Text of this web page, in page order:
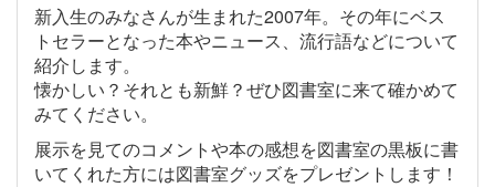
新入生のみなさんが生まれた2007年。その年にベス
トセラーとなった本やニュース、流行語などについて
紹介します。
懐かしい？それとも新鮮？ぜひ図書室に来て確かめて
みてください。
展示を見てのコメントや本の感想を図書室の黒板に書
いてくれた方には図書室グッズをプレゼントします！